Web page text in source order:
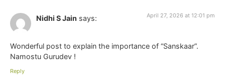
Nidhi S Jain says: April 27, 2026 at 12:01 pm
Wonderful post to explain the importance of “Sanskaar”.
Namostu Gurudev !
Reply